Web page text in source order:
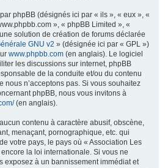
phpBB (désignés ici par « ils », « eux », «
», « phpBB Limited », «
solution de création de forums déclarée
GNU v2 » (désignée ici par « GPL »)
www.phpbb.com (en anglais). Le logiciel
les discussions sur internet, phpBB
de la conduite et/ou du contenu
nous n’acceptons pas. Si vous souhaitez
phpBB, nous vous invitons à
(en anglais).
contenu à caractère abusif, obscène,
menaçant, pornographique, etc. qui
votre pays, le pays où « Association Les
la loi internationale. Si vous ne
exposez à un bannissement immédiat et